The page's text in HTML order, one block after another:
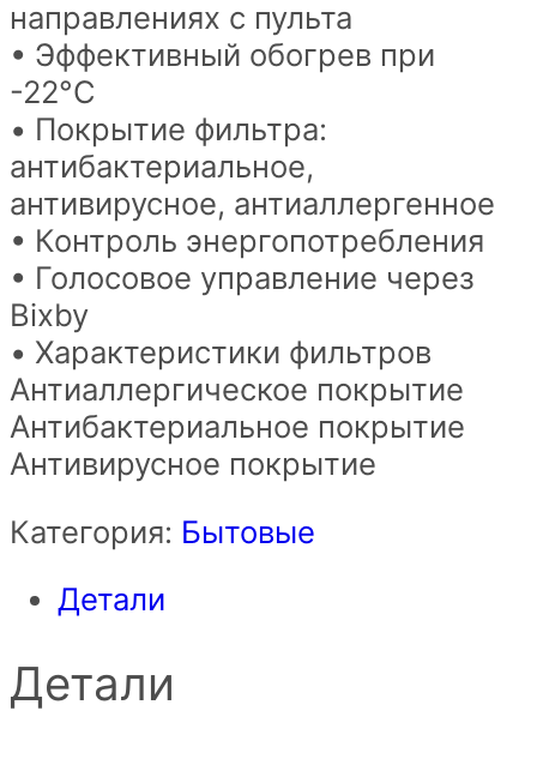
направлениях с пульта
• Эффективный обогрев при
-22°C
• Покрытие фильтра:
антибактериальное,
антивирусное, антиаллергенное
• Контроль энергопотребления
• Голосовое управление через
Bixby
• Характеристики фильтров
Антиаллергическое покрытие
Антибактериальное покрытие
Антивирусное покрытие
Категория: Бытовые
Детали
Детали